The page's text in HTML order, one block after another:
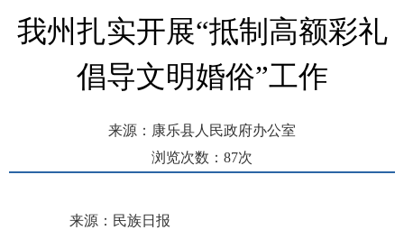
我州扎实开展“抵制高额彩礼
倡导文明婚俗”工作
来源：康乐县人民政府办公室
浏览次数： 87次
来源：民族日报